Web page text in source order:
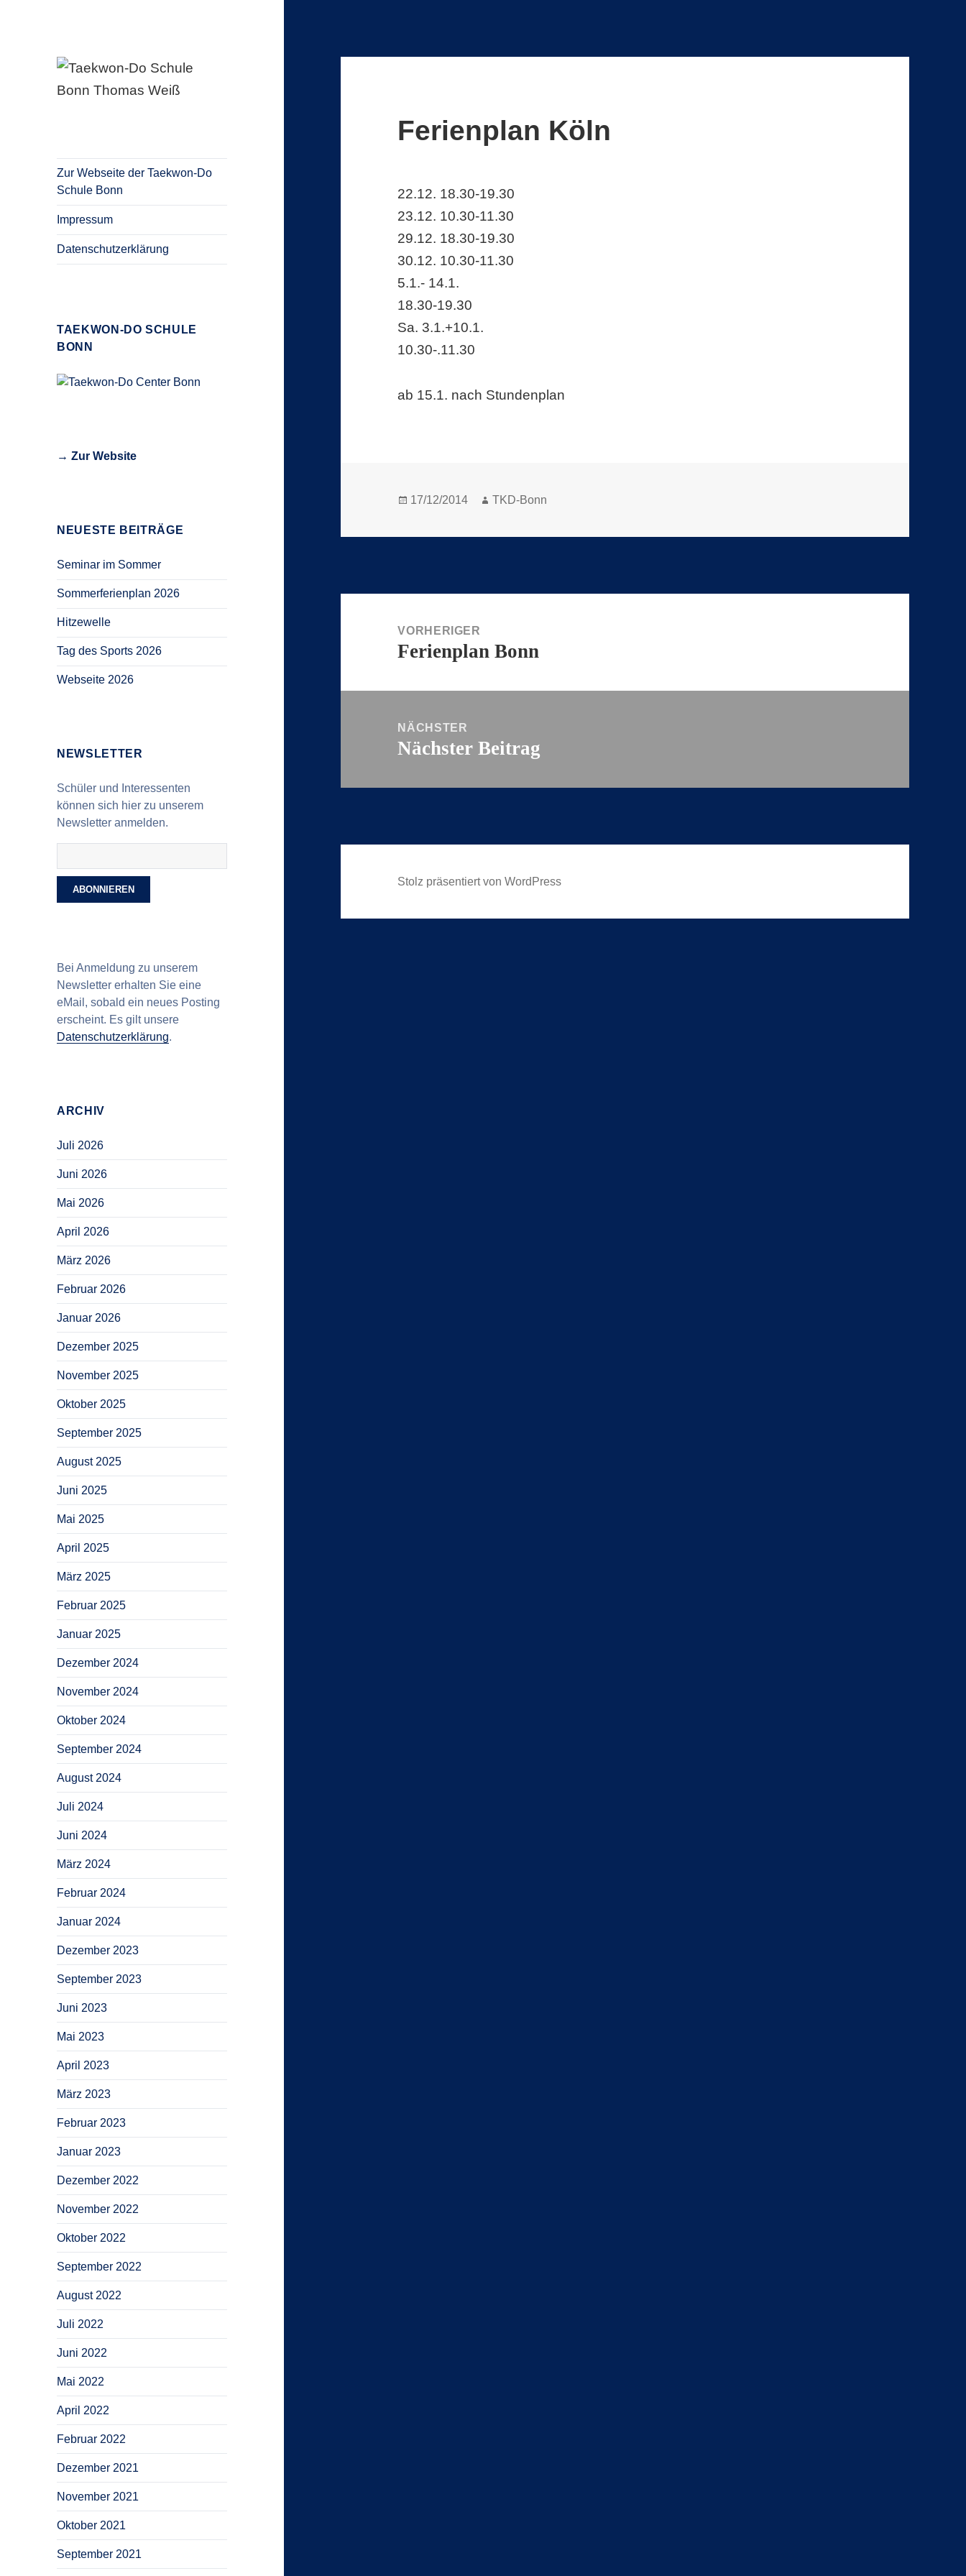
Thomas Weiß
Zur Webseite der Taekwon-Do
Schule Bonn
Impressum
Datenschutzerklärung
TAEKWON-DO SCHULE
BONN
→ Zur Website
NEUESTE BEITRÄGE
Seminar im Sommer
Sommerferienplan 2026
Hitzewelle
Tag des Sports 2026
Webseite 2026
NEWSLETTER
Schüler und Interessenten
können sich hier zu unserem
Newsletter anmelden.
Bei Anmeldung zu unserem
Newsletter erhalten Sie eine
eMail, sobald ein neues Posting
erscheint. Es gilt unsere
Datenschutzerklärung.
ARCHIV
Juli 2026
Juni 2026
Mai 2026
April 2026
März 2026
Februar 2026
Januar 2026
Dezember 2025
November 2025
Oktober 2025
September 2025
August 2025
Juni 2025
Mai 2025
April 2025
März 2025
Februar 2025
Januar 2025
Dezember 2024
November 2024
Oktober 2024
September 2024
August 2024
Juli 2024
Juni 2024
März 2024
Februar 2024
Januar 2024
Dezember 2023
September 2023
Juni 2023
Mai 2023
April 2023
März 2023
Februar 2023
Januar 2023
Dezember 2022
November 2022
Oktober 2022
September 2022
August 2022
Juli 2022
Juni 2022
Mai 2022
April 2022
Februar 2022
Dezember 2021
November 2021
Oktober 2021
September 2021
Ferienplan Köln
22.12. 18.30-19.30
23.12. 10.30-11.30
29.12. 18.30-19.30
30.12. 10.30-11.30
5.1.- 14.1.
18.30-19.30
Sa. 3.1.+10.1.
10.30-.11.30
ab 15.1. nach Stundenplan
Veröffentlicht
17/12/2014 Autor
TKD-Bonn
VORHERIGER
Vorheriger
Ferienplan Bonn
NÄCHSTER
Nächster
Nächster Beitrag
Stolz präsentiert von WordPress